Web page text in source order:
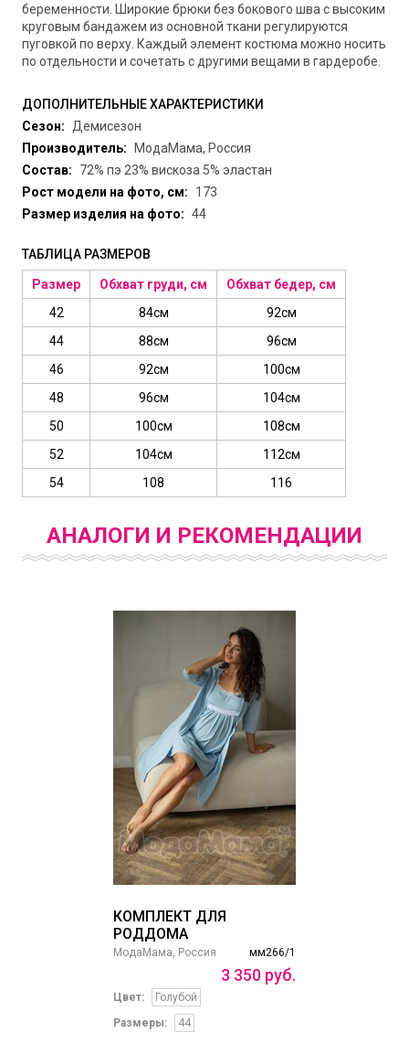
беременности. Широкие брюки без бокового шва с высоким
круговым бандажем из основной ткани регулируются
пуговкой по верху. Каждый элемент костюма можно носить
по отдельности и сочетать с другими вещами в гардеробе.
ДОПОЛНИТЕЛЬНЫЕ ХАРАКТЕРИСТИКИ
Сезон:
Демисезон
Производитель:
МодаМама, Россия
Состав:
72% пэ 23% вискоза 5% эластан
Рост модели на фото, см:
173
Размер изделия на фото: 44
ТАБЛИЦА РАЗМЕРОВ
Размер Обхват груди, см
Обхват бедер, см
42
84см
92см
44
88см
96см
46
92см
100см
48
96см
104см
50
100см
108см
52
104см
112см
54
108 116
АНАЛОГИ И РЕКОМЕНДАЦИИ
КОМПЛЕКТ ДЛЯ
РОДДОМА
мм266/1
МодаМама, Россия
3 350 руб.
Цвет:
Голубой
Размеры:
44